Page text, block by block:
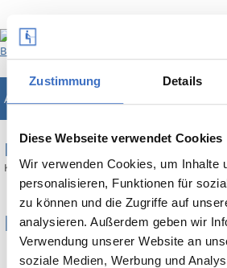
Zustimmung Details
Diese Webseite verwendet Cookies
Wir verwenden Cookies, um Inhalte
personalisieren, Funktionen für
zu können und die Zugriffe auf
analysieren. Außerdem geben wir
Verwendung unserer Website an
soziale Medien, Werbung und
ABES/Objects
RELEASE NOTES
Kurzinfos zu den wichtigsten Erweiterungen
Build 10596 - Teil 1
29 Juni 2025